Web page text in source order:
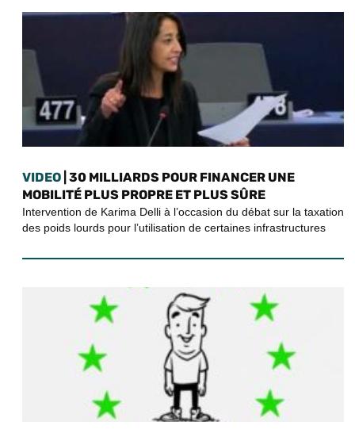
VIDEO | 30 MILLIARDS POUR FINANCER UNE
MOBILITÉ PLUS PROPRE ET PLUS SÛRE
Intervention de Karima Delli à l’occasion du débat sur la taxation
des poids lourds pour l’utilisation de certaines infrastructures